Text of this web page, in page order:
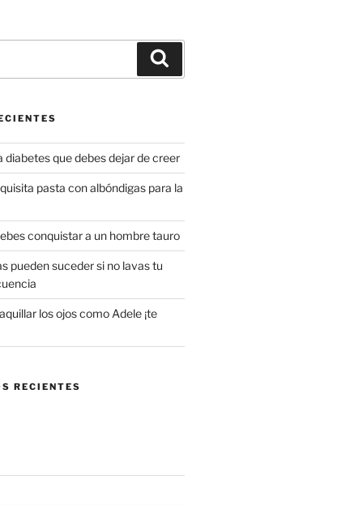
diabetes que debes dejar de creer
pasta con albóndigas para la
conquistar a un hombre tauro
pueden suceder si no lavas tu
los ojos como Adele ¡te
RECIENTES